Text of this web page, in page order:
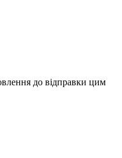
до відправки цим